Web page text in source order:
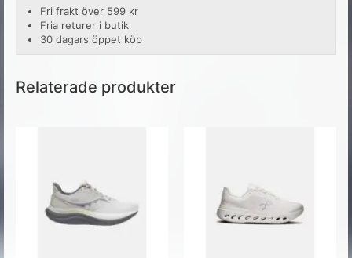
Fri frakt över 599 kr
Fria returer i butik
30 dagars öppet köp
Relaterade produkter